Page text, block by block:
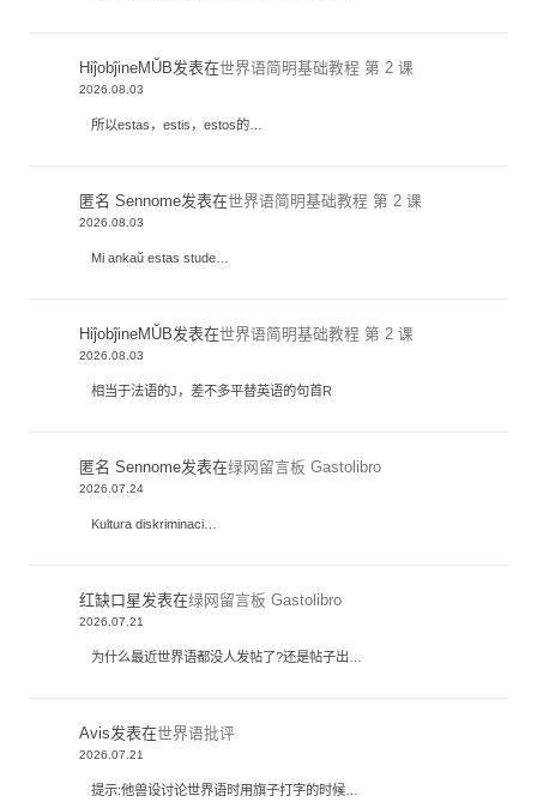
HiĵobĵineMŬB发表在世界语简明基础教程 第 2 课
2026.08.03
所以estas，estis，estos的…
匿名 Sennome发表在世界语简明基础教程 第 2 课
2026.08.03
Mi ankaŭ estas stude…
HiĵobĵineMŬB发表在世界语简明基础教程 第 2 课
2026.08.03
相当于法语的J，差不多平替英语的句首R
匿名 Sennome发表在绿网留言板 Gastolibro
2026.07.24
Kultura diskriminaci…
红缺口星发表在绿网留言板 Gastolibro
2026.07.21
为什么最近世界语都没人发帖了?还是帖子出…
Avis发表在世界语批评
2026.07.21
提示:他兽设讨论世界语时用旗子打字的时候…